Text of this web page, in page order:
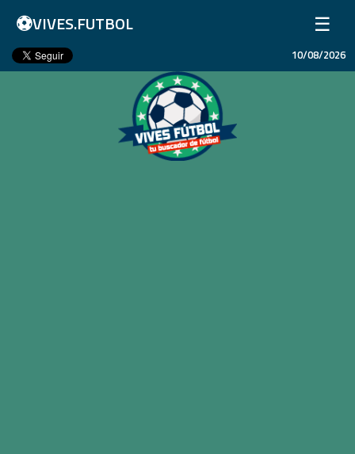
⚽VIVES.FUTBOL ☰
Inicio
10/08/2026